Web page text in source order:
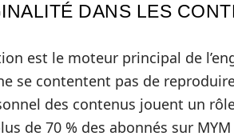
DANS LES
est le moteur principal de
se contentent pas de
des contenus jouent un
de 70 % des abonnés sur